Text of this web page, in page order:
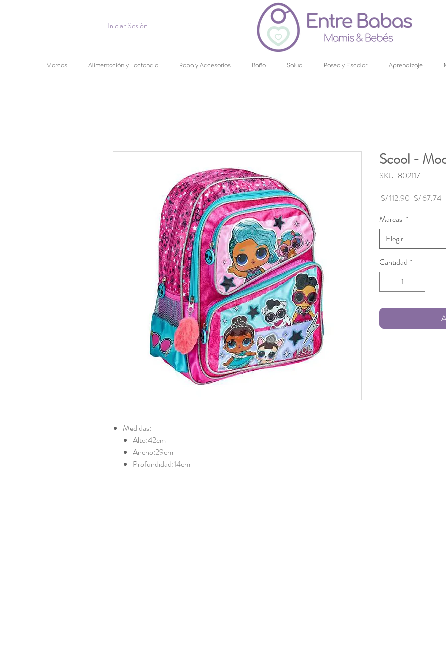
Iniciar Sesión
Marcas Alimentación y Lactancia Ropa y Accesorios Baño Salud Paseo y Escolar Aprendizaje
Medidas:
Alto:42cm
Ancho:29cm
Profundidad:14cm
Scool -
SKU: 802117
S/ 112.90 Precio
S/ 67.74
Marcas *
Elegir
Cantidad *